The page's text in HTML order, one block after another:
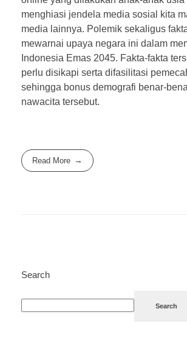
menghiasi jendela media sosial kita
media lainnya. Polemik sekaligus
mewarnai upaya negara ini dalam
Indonesia Emas 2045. Fakta-fakta
perlu disikapi serta difasilitasi
sehingga bonus demografi benar-
nawacita tersebut.
Read More
Search
Search